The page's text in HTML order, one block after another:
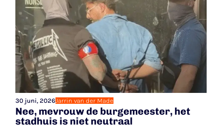
30 juni, 2026Jarrin van der Made
Nee, mevrouw de burgemeester, het
stadhuis is niet neutraal